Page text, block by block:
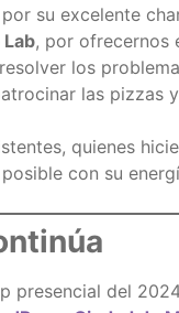
por su excelente
Lab, por ofrecernos
los
las pizzas
quienes
con su
presencial del